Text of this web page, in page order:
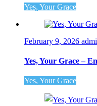
Yes, Your Grace
February 9, 2026
Yes, Your Grace –
Yes, Your Grace